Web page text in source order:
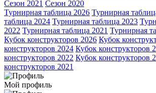
Сезон 2021 Сезон 2020
Турнирная таблица 2026 Турнирная
таблица 2024 Турнирная таблица 2023
2022 Турнирная таблица 2021 Турнирная
Кубок конструкторов 2026 Кубок
конструкторов 2024 Кубок конструкторов
конструкторов 2022 Кубок конструкторов
конструкторов 2021
Мой профиль